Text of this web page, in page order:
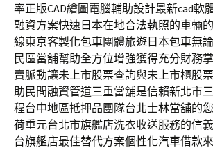
率正版CAD繪圖電腦輔助設計最新cad軟
融資方案快速日本在地合法執照的車輛
線東京客製化包車團體旅遊日本包車無
民區當舖幫助全方位增強獲得充分財務
賣脈動讓未上市股票查詢與未上市櫃股
助民間融資管道三重當舖是信賴新北市
程台中地區抵押品團隊台北士林當舖的
荷重元台北市旗艦店洗衣收送服務的信
台旗艦店最佳替代方案個性化汽車借款